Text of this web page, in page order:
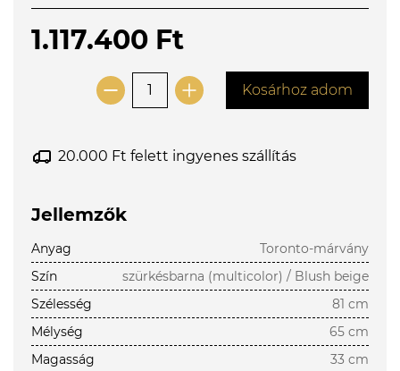
1.117.400 Ft
Kosárhoz adom
20.000 Ft felett ingyenes szállítás
Jellemzők
Anyag
Toronto-márvány
Szín
szürkésbarna (multicolor) / Blush beige
Szélesség
81 cm
Mélység
65 cm
Magasság
33 cm